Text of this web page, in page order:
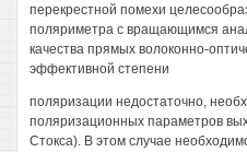
перекрестной помехи
поляриметра с вращающимся
качества прямых волоконно-
эффективной степени
поляризации недостаточно,
поляризационных параметров
Стокса). В этом случае